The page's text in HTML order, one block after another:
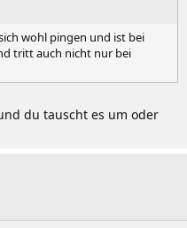
wohl pingen und ist bei
tritt auch nicht nur bei
du tauscht es um oder